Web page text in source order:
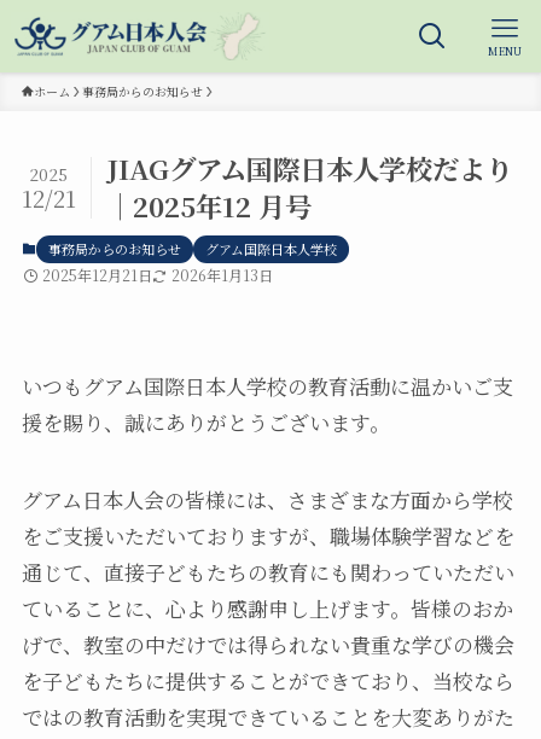
MENU
ホーム 事務局からのお知らせ
JIAGグアム国際日本人学校だより
｜2025年12 月号
2025
12/21
事務局からのお知らせ グアム国際日本人学校
2025年12月21日 2026年1月13日
いつもグアム国際日本人学校の教育活動に温かいご支
援を賜り、誠にありがとうございます。
グアム日本人会の皆様には、さまざまな方面から学校
をご支援いただいておりますが、職場体験学習などを
通じて、直接子どもたちの教育にも関わっていただい
ていることに、心より感謝申し上げます。皆様のおか
げで、教室の中だけでは得られない貴重な学びの機会
を子どもたちに提供することができており、当校なら
ではの教育活動を実現できていることを大変ありがた